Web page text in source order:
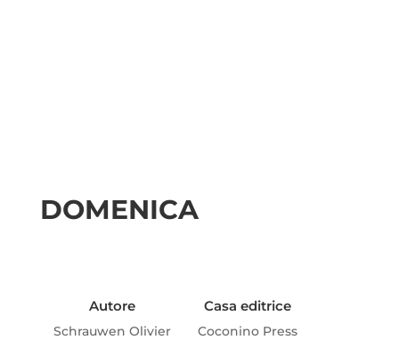
DOMENICA
Autore
Schrauwen Olivier
Casa editrice
Coconino Press